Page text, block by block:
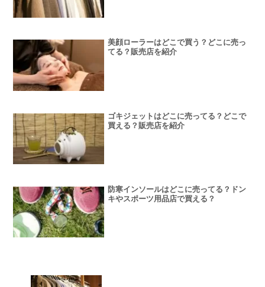
美顔ローラーはどこで買う？どこに売っ
てる？販売店を紹介
ゴキジェットはどこに売ってる？どこで
買える？販売店を紹介
防寒インソールはどこに売ってる？ドン
キやスポーツ用品店で買える？